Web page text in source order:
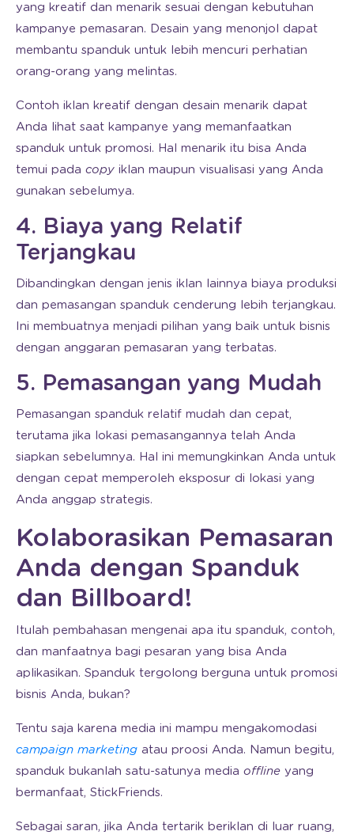
yang kreatif dan menarik sesuai dengan kebutuhan
kampanye pemasaran. Desain yang menonjol dapat
membantu spanduk untuk lebih mencuri perhatian
orang-orang yang melintas.
Contoh iklan kreatif dengan desain menarik dapat
Anda lihat saat kampanye yang memanfaatkan
spanduk untuk promosi. Hal menarik itu bisa Anda
temui pada copy iklan maupun visualisasi yang Anda
gunakan sebelumya.
4. Biaya yang Relatif
Terjangkau
Dibandingkan dengan jenis iklan lainnya biaya produksi
dan pemasangan spanduk cenderung lebih terjangkau.
Ini membuatnya menjadi pilihan yang baik untuk bisnis
dengan anggaran pemasaran yang terbatas.
5. Pemasangan yang Mudah
Pemasangan spanduk relatif mudah dan cepat,
terutama jika lokasi pemasangannya telah Anda
siapkan sebelumnya. Hal ini memungkinkan Anda untuk
dengan cepat memperoleh eksposur di lokasi yang
Anda anggap strategis.
Kolaborasikan Pemasaran
Anda dengan Spanduk
dan Billboard!
Itulah pembahasan mengenai apa itu spanduk, contoh,
dan manfaatnya bagi pesaran yang bisa Anda
aplikasikan. Spanduk tergolong berguna untuk promosi
bisnis Anda, bukan?
Tentu saja karena media ini mampu mengakomodasi
campaign marketing atau proosi Anda. Namun begitu,
spanduk bukanlah satu-satunya media offline yang
bermanfaat, StickFriends.
Sebagai saran, jika Anda tertarik beriklan di luar ruang,